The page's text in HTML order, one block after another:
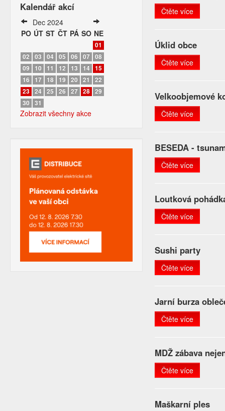
Kalendář akcí
Dec 2024
PO ÚT ST ČT PÁ SO NE
01
02
03 04 05 06 07 08
09
10 11 12 13 14
15
16
17 18 19 20 21
22
23
24 25 26 27 28 29
30
31
Zobrazit všechny akce
Čtěte více
Úklid obce
Čtěte více
Velkoobjemové
Čtěte více
BESEDA -
Čtěte více
Loutková
Čtěte více
Sushi party
Čtěte více
Jarní burza
Čtěte více
MDŽ zábava
Čtěte více
Maškarní ples